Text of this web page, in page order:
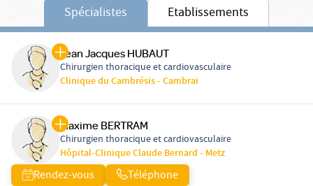
Spécialistes Etablissements
Jean Jacques HUBAUT
Chirurgien thoracique et cardiovasculaire
Clinique du Cambrésis - Cambrai
Maxime BERTRAM
Chirurgien thoracique et cardiovasculaire
Hôpital-Clinique Claude Bernard - Metz
Rendez-vous Téléphone